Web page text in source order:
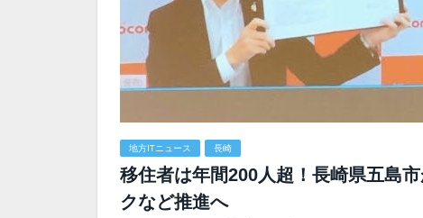
地方ITニュース 長崎
移住者は年間200人超！長崎県五島
クなど推進へ